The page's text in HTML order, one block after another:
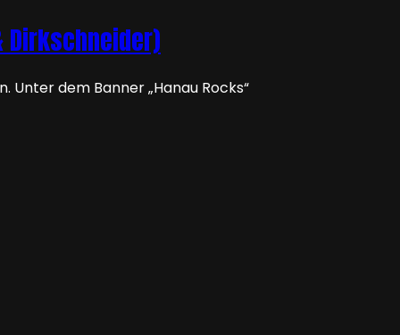
Dirkschneider)
Unter dem Banner „Hanau Rocks“